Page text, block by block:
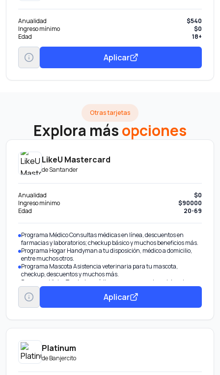
Anualidad
$540
Ingreso mínimo
$0
Edad
18+
Aplicar
Otras tarjetas
Explora másopciones
LikeU Mastercard
deSantander
Anualidad
$0
Ingreso mínimo
$90000
Edad
20-69
Programa Médico Consultas médicas en línea, descuentos en
farmacias y laboratorios; checkup básico y muchos beneficios más.
Programa Hogar Handyman a tu disposición, médico a domicilio,
entre muchos otros.
Programa Mascota Asistencia veterinaria para tu mascota,
checkup, descuentos y muchos más.
Programa Viajes Traslados médicos por emergencia, asistencia
dental en el extranjero, asesoría legal y más.
Programa Millenials Servicios de Concierge para eventos, tours por
la ciudad y hasta plataforma de cashback.
Aplicar
Platinum
deBanjercito